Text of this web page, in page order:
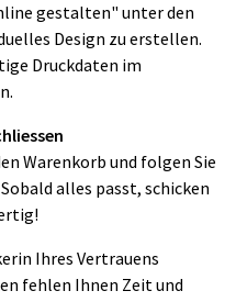
gestalten" unter den
Design zu erstellen.
Druckdaten im
Warenkorb und folgen Sie
alles passt, schicken
Ihres Vertrauens
fehlen Ihnen Zeit und